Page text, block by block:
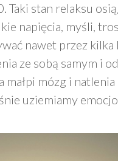
Taki stan relaksu
napięcia, myśli,
nawet przez kilka
ze sobą samym i
mózg i natlenia
uziemiamy